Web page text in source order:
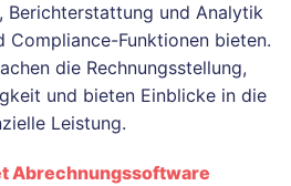
Berichterstattung und Analytik
Compliance-Funktionen bieten.
die Rechnungsstellung,
und bieten Einblicke in die
Leistung.
Abrechnungssoftware